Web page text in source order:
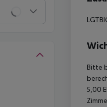
Bitte
5,00